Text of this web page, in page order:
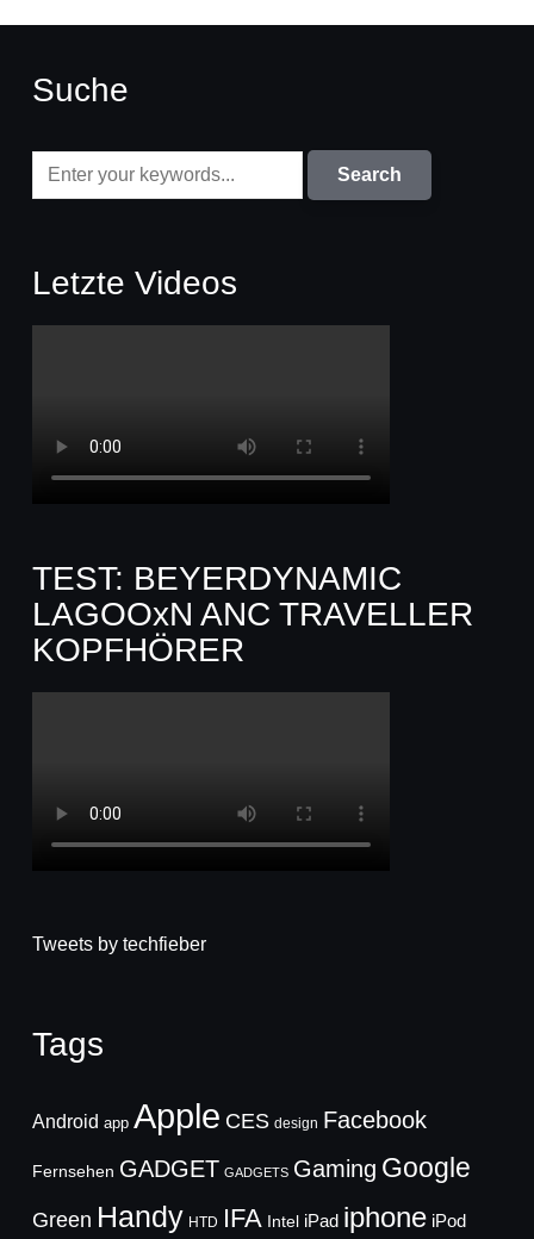
Suche
Letzte Videos
TEST: BEYERDYNAMIC
LAGOOxN ANC TRAVELLER
KOPFHÖRER
Tweets by techfieber
Tags
Android app Apple CES design Facebook
Fernsehen GADGET GADGETS Gaming Google
Green Handy HTD IFA Intel iPad iphone iPod